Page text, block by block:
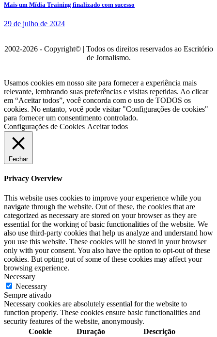
Mais um Mídia Training finalizado com sucesso
29 de julho de 2024
2002-2026 - Copyright© | Todos os direitos reservados ao Escritório
de Jornalismo.
Usamos cookies em nosso site para fornecer a experiência mais
relevante, lembrando suas preferências e visitas repetidas. Ao clicar
em “Aceitar todos”, você concorda com o uso de TODOS os
cookies. No entanto, você pode visitar "Configurações de cookies"
para fornecer um consentimento controlado.
Configurações de Cookies Aceitar todos
Fechar
Privacy Overview
This website uses cookies to improve your experience while you
navigate through the website. Out of these, the cookies that are
categorized as necessary are stored on your browser as they are
essential for the working of basic functionalities of the website. We
also use third-party cookies that help us analyze and understand how
you use this website. These cookies will be stored in your browser
only with your consent. You also have the option to opt-out of these
cookies. But opting out of some of these cookies may affect your
browsing experience.
Necessary
Necessary
Sempre ativado
Necessary cookies are absolutely essential for the website to
function properly. These cookies ensure basic functionalities and
security features of the website, anonymously.
Cookie
Duração Descrição